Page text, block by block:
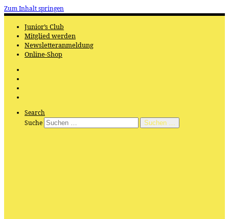
Zum Inhalt springen
Junior’s Club
Mitglied werden
Newsletteranmeldung
Online-Shop
Search
Suche
Suchen …